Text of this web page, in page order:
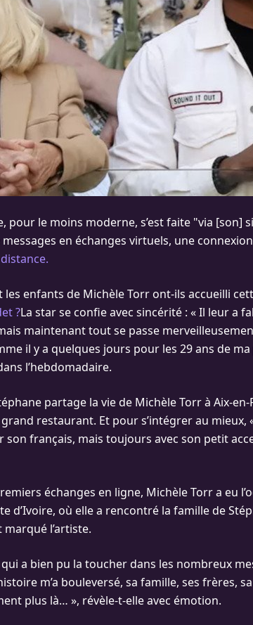
pour le moins moderne, s’est faite "via [son]
en échanges virtuels, une connexion
les enfants de Michèle Torr ont-ils accueilli
?La star se confie avec sincérité : « Il leur a
maintenant tout se passe
il y a quelques jours pour les 29 ans de
l’hebdomadaire.
partage la vie de Michèle Torr à Aix-
grand restaurant. Et pour s’intégrer au mieux,
son français, mais toujours avec son petit
échanges en ligne, Michèle Torr a eu
d’Ivoire, où elle a rencontré la famille de
l’artiste.
qui a bien pu la toucher dans les nombreux
m’a bouleversé, sa famille, ses frères,
plus là… », révèle-t-elle avec émotion.